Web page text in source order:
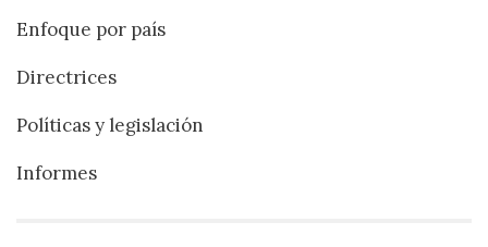
Enfoque por país
Directrices
Políticas y legislación
Informes